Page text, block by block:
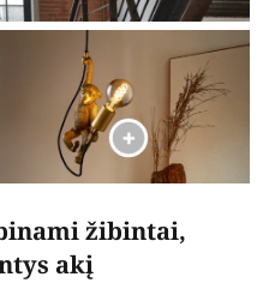
žibintai,
akį